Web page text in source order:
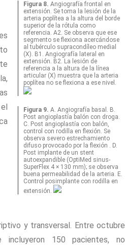
Figura 8. Angiografía frontal en
extensión. Se toma la lesión de la
arteria poplítea a la altura del borde
superior de la rótula como
referencia. A2. Se observa que ese
segmento se flexiona acercándose
al tubérculo supracondíleo medial
(X). B1. Angiografía lateral en
extensión. B2. La lesión de
referencia a la altura de la línea
articular (X) muestra que la arteria
poplítea no se flexiona a ese nivel.
Figura 9. A. Angiografía basal. B.
Post angioplastía balón con droga.
C. Post angioplastía con balón,
control con rodilla en flexión. Se
observa severo estrechamiento
difuso provocado por la flexión . D.
Post implante de un stent
autoexpandible (OptiMed sinus-
SuperFlex 4 × 130 mm); se observa
buena permeabilidad de la arteria. E.
Control posimplante con rodilla en
extensión.
y transversal. Entre octubre
150 pacientes, no